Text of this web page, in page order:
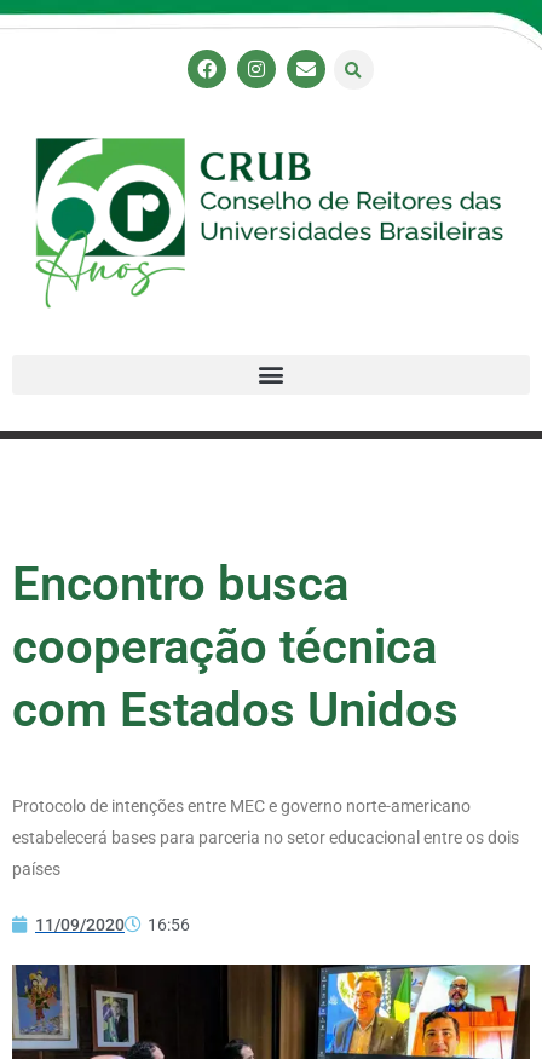
Encontro busca
cooperação técnica
com Estados Unidos
Protocolo de intenções entre MEC e governo norte-americano
estabelecerá bases para parceria no setor educacional entre os dois
países
11/09/2020 16:56